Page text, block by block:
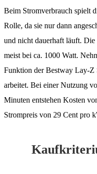
Beim Stromverbrauch spielt
Rolle, da sie nur dann
und nicht dauerhaft läuft. Die
meist bei ca. 1000 Watt.
Funktion der Bestway Lay-Z
arbeitet. Bei einer Nutzung
Minuten entstehen Kosten
Strompreis von 29 Cent pro